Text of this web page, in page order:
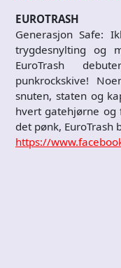
EUROTRASH
Generasjon Safe:
trygdesnylting og
EuroTrash
punkrockskive!
snuten, staten og
hvert gatehjørne
det pønk, EuroTrash
https://